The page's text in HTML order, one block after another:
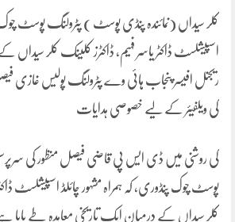
کلر سیداں (نمائندہ پنڈی پوسٹ ) پٹرولنگ پوسٹ چوک
اسپیشلسٹ ڈاکٹر یاسر فہیم، ڈاکٹرز کلینک کلر سیداں کے
ریجنل افیسر پنجاب ہائی وے پٹرولنگ پولیس غازی
کی ویلفیئر کے لیے خصوصی ہدایات
کی روشنی میں ڈی ایس پی قاضی فیصل منظور کی
پوسٹ چوک پنڈوری، کہ ہمراہ مشہور چائلڈ اسپیشلسٹ
کلر سیداں کے درمیان ایک تاریخی معاہدہ طے پایا ہے۔